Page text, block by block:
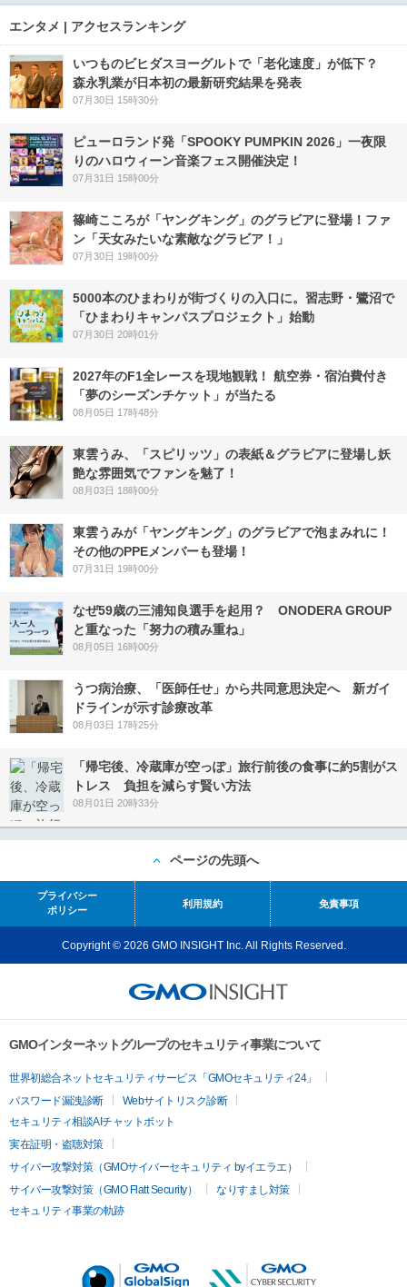
エンタメ | アクセスランキング
いつものビヒダスヨーグルトで「老化速度」が低下？
森永乳業が日本初の最新研究結果を発表
07月30日 15時30分
ピューロランド発「SPOOKY PUMPKIN 2026」一夜限
りのハロウィーン音楽フェス開催決定！
07月31日 15時00分
篠崎こころが「ヤングキング」のグラビアに登場！ファ
ン「天女みたいな素敵なグラビア！」
07月30日 19時00分
5000本のひまわりが街づくりの入口に。習志野・鷺沼で
「ひまわりキャンパスプロジェクト」始動
07月30日 20時01分
2027年のF1全レースを現地観戦！ 航空券・宿泊費付き
「夢のシーズンチケット」が当たる
08月05日 17時48分
東雲うみ、「スピリッツ」の表紙＆グラビアに登場し妖
艶な雰囲気でファンを魅了！
08月03日 18時00分
東雲うみが「ヤングキング」のグラビアで泡まみれに！
その他のPPEメンバーも登場！
07月31日 19時00分
なぜ59歳の三浦知良選手を起用？ ONODERA GROUP
と重なった「努力の積み重ね」
08月05日 16時00分
うつ病治療、「医師任せ」から共同意思決定へ 新ガイ
ドラインが示す診療改革
08月03日 17時25分
「帰宅後、冷蔵庫が空っぽ」旅行前後の食事に約5割がス
トレス 負担を減らす賢い方法
08月01日 20時33分
ページの先頭へ
プライバシー
ポリシー
利用規約 免責事項
Copyright © 2026 GMO INSIGHT Inc. All Rights Reserved.
GMOインターネットグループのセキュリティ事業について
世界初総合ネットセキュリティサービス「GMOセキュリティ24」
パスワード漏洩診断
Webサイトリスク診断
セキュリティ相談AIチャットボット
実在証明・盗聴対策
サイバー攻撃対策（GMOサイバーセキュリティ byイエラエ）
サイバー攻撃対策（GMO Flatt Security）
なりすまし対策
セキュリティ事業の軌跡